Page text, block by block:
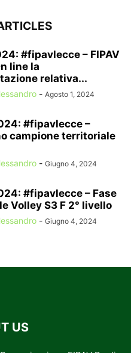
#fipavlecce – FIPAV
line la
relativa...
- Agosto 1, 2024
#fipavlecce –
campione territoriale
- Giugno 4, 2024
#fipavlecce – Fase
Volley S3 F 2° livello
- Giugno 4, 2024
US